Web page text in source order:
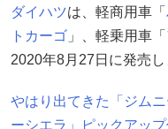
ダイハツは、軽商用車「
トカーゴ 」、軽乗用車「
2020年8月27日に発売し
やはり出てきた「ジム
ーシエラ」ピックアップ